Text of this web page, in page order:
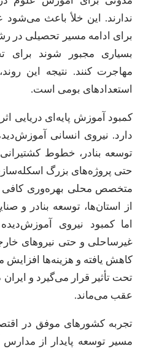
ندارند. این خلأ باعث می‌شود
برای ادامه مسیر تحصیلی در
بسیاری مجبور شوند برای
مهاجرت کنند. نتیجه این
استعدادهای بومی است.
کمبود آموزش پایه‌ای دریایی
دارد. نیروی انسانی
توسعه بنادر، خطوط
حتی پروژه‌های بزرگ
متخصص محلی بهره‌وری کافی
از استان‌ها، توسعه بنادر و
اما کمبود نیروی
غیرساحلی و حتی نیروهای
کاهش یافته و هزینه‌ها افزایش
تحت تأثیر قرار می‌گیرد و
عقب می‌ماند.
تجربه کشورهای موفق در
مسیر توسعه پایدار از